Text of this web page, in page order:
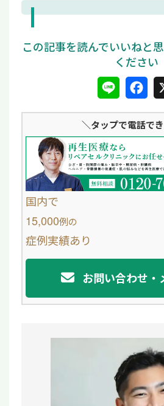
L
n
e
F
c
e
b
o
X
＼タップで電話で
国内で
15,000例の
症例実績あり
お問い合わせ・